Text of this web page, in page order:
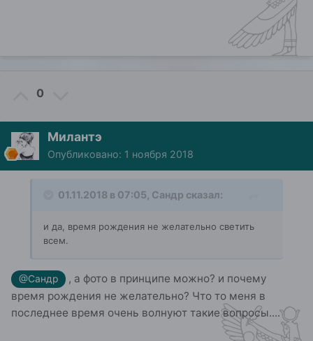
0
Милантэ
Опубликовано: 1 ноября 2018
01.11.2018 в 07:05, Сандр сказал:
и да, время рождения не желательно светить
всем.
@Сандр
, а фото в принципе можно? и почему
время рождения не желательно? Что то меня в
последнее время очень волнуют такие вопросы....